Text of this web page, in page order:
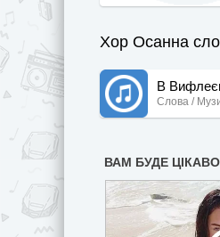
Хор Осанна
В
Слова /